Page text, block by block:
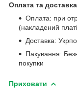
Оплата та
Оплата: при
(накладений
Доставка:
Пакування:
покупки
Приховати